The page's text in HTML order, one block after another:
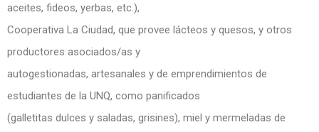
aceites, fideos, yerbas, etc.),
Cooperativa La Ciudad, que provee lácteos y quesos, y otros
productores asociados/as y
autogestionadas, artesanales y de emprendimientos de
estudiantes de la UNQ, como panificados
(galletitas dulces y saladas, grisines), miel y mermeladas de